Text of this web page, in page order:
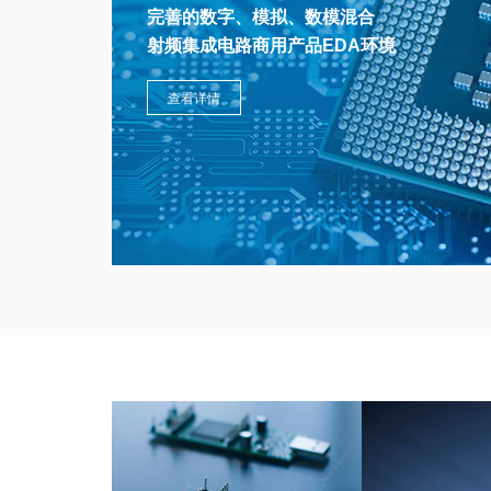
完善的数字、模拟、数模混合
射频集成电路商用产品EDA环境
查看详情